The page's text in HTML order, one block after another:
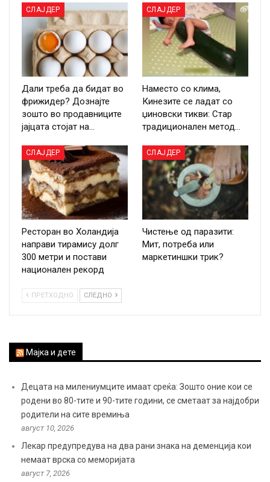
СЛАЈДЕР
Дали треба да бидат во
фрижидер? Дознајте
зошто во продавниците
јајцата стојат на…
СЛАЈДЕР
Наместо со клима,
Кинезите се ладат со
џиновски тикви: Стар
традиционален метод…
СЛАЈДЕР
Ресторан во Холандија
направи тирамису долг
300 метри и постави
национален рекорд
СЛАЈДЕР
Чистење од паразити:
Мит, потреба или
маркетиншки трик?
ПРЕТХОДНО СЛЕДНО
Мајка и дете
Децата на милениумците имаат среќа: Зошто оние кои се
родени во 80-тите и 90-тите години, се сметаат за најдобри
родители на сите времиња
август 10, 2026
Лекар предупредува на два рани знака на деменција кои
немаат врска со меморијата
август 7, 2026